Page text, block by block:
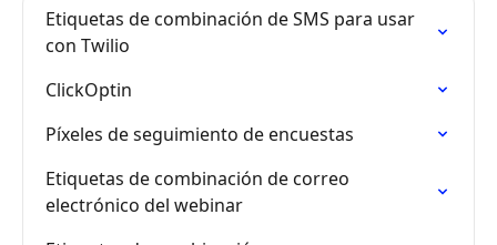
Etiquetas de combinación de SMS para usar
con Twilio
ClickOptin
Píxeles de seguimiento de encuestas
Etiquetas de combinación de correo
electrónico del webinar